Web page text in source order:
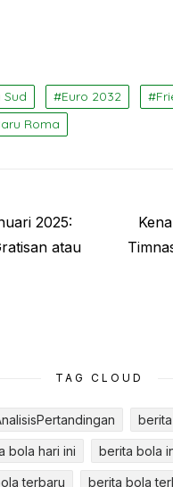
Sud Euro 2032
Roma
2025:
atau
Next
post:
TAG CLOUD
bola hari ini berita bola
terbaru berita bola